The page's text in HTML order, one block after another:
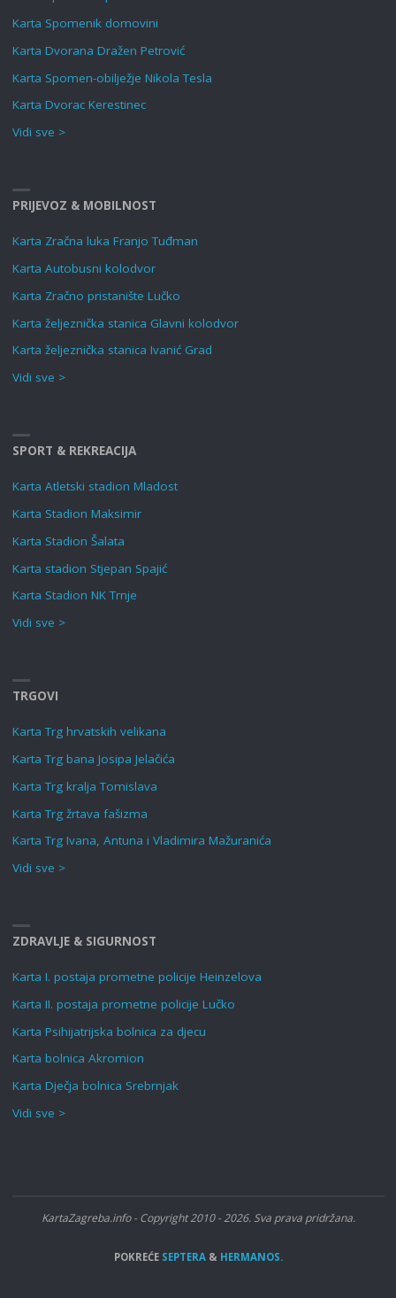
Karta Spomenik domovini
Karta Dvorana Dražen Petrović
Karta Spomen-obilježje Nikola Tesla
Karta Dvorac Kerestinec
Vidi sve >
PRIJEVOZ & MOBILNOST
Karta Zračna luka Franjo Tuđman
Karta Autobusni kolodvor
Karta Zračno pristanište Lučko
Karta željeznička stanica Glavni kolodvor
Karta željeznička stanica Ivanić Grad
Vidi sve >
SPORT & REKREACIJA
Karta Atletski stadion Mladost
Karta Stadion Maksimir
Karta Stadion Šalata
Karta stadion Stjepan Spajić
Karta Stadion NK Trnje
Vidi sve >
TRGOVI
Karta Trg hrvatskih velikana
Karta Trg bana Josipa Jelačića
Karta Trg kralja Tomislava
Karta Trg žrtava fašizma
Karta Trg Ivana, Antuna i Vladimira Mažuranića
Vidi sve >
ZDRAVLJE & SIGURNOST
Karta I. postaja prometne policije Heinzelova
Karta II. postaja prometne policije Lučko
Karta Psihijatrijska bolnica za djecu
Karta bolnica Akromion
Karta Dječja bolnica Srebrnjak
Vidi sve >
KartaZagreba.info - Copyright 2010 - 2026. Sva prava pridržana.
POKREĆESEPTERA& HERMANOS.